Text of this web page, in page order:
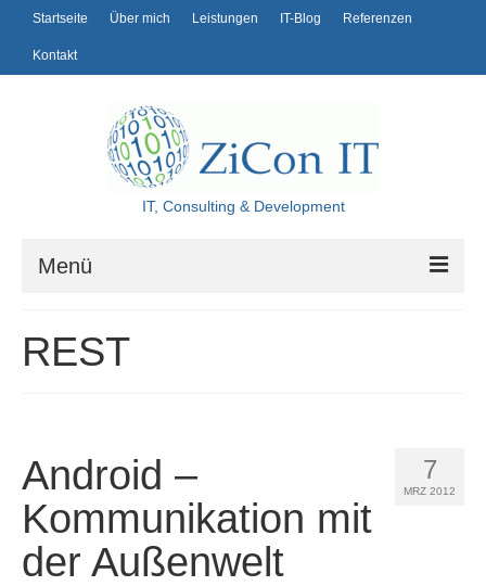
Startseite Über mich Leistungen IT-Blog Referenzen
Kontakt
IT, Consulting & Development
Menü
Über mich
IT-Blog
Kontakt
REST
7
MRZ 2012
Android –
Kommunikation mit
der Außenwelt